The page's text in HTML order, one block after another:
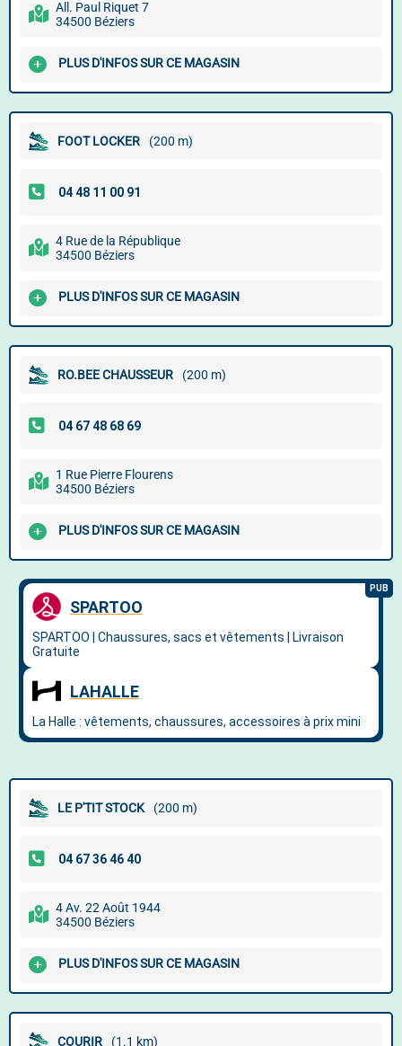
All. Paul Riquet 7
34500 Béziers
PLUS D'INFOS SUR CE MAGASIN
FOOT LOCKER (200 m)
4 Rue de la République
34500 Béziers
PLUS D'INFOS SUR CE MAGASIN
RO.BEE CHAUSSEUR (200 m)
1 Rue Pierre Flourens
34500 Béziers
PLUS D'INFOS SUR CE MAGASIN
LE P'TIT STOCK (200 m)
4 Av. 22 Août 1944
34500 Béziers
PLUS D'INFOS SUR CE MAGASIN
COURIR (1.1 km)